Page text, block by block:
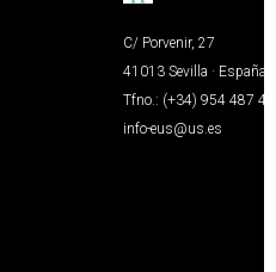
C/ Porvenir, 27
41013 Sevilla · España
Tfno.: (+34) 954 487
info-eus@us.es